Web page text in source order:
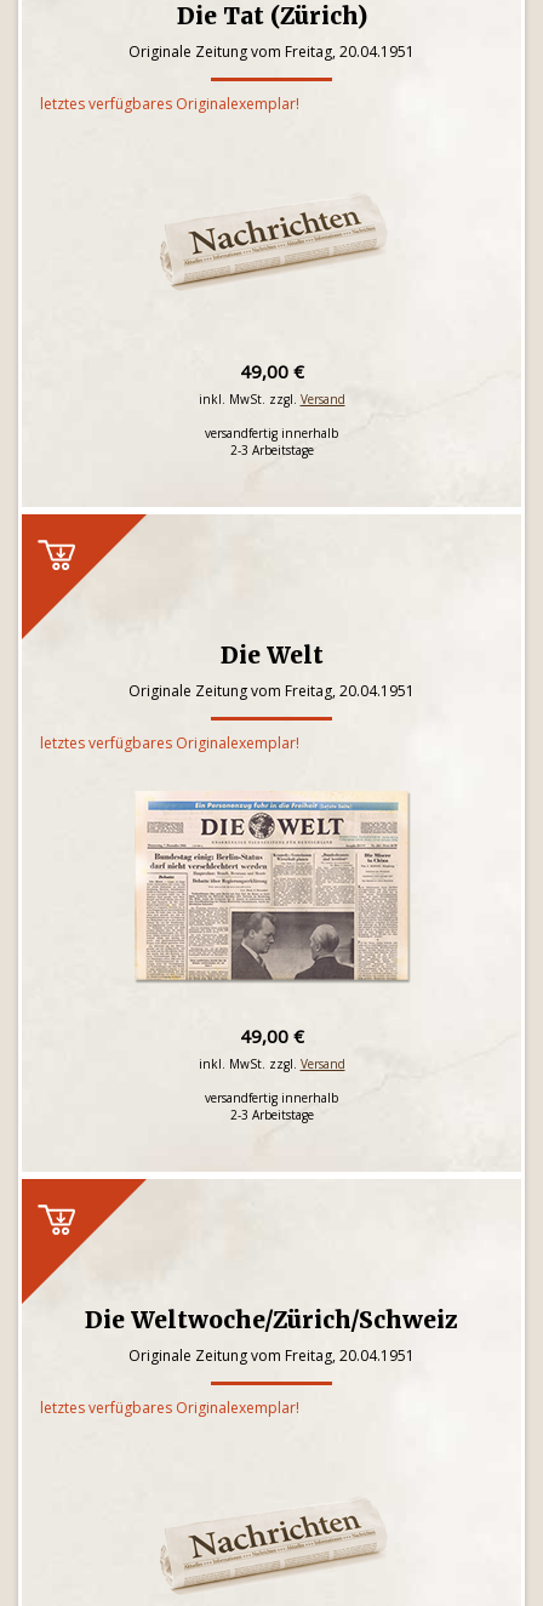
Die Tat (Zürich)
Originale Zeitung vom Freitag, 20.04.1951
letztes verfügbares Originalexemplar!
49,00 €
inkl. MwSt. zzgl. Versand
versandfertig innerhalb
2-3 Arbeitstage
Die Welt
Originale Zeitung vom Freitag, 20.04.1951
letztes verfügbares Originalexemplar!
49,00 €
inkl. MwSt. zzgl. Versand
versandfertig innerhalb
2-3 Arbeitstage
Die Weltwoche/Zürich/Schweiz
Originale Zeitung vom Freitag, 20.04.1951
letztes verfügbares Originalexemplar!